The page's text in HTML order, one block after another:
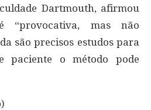
Dartmouth, afirmou
“provocativa, mas não
são precisos estudos para
paciente o método pode